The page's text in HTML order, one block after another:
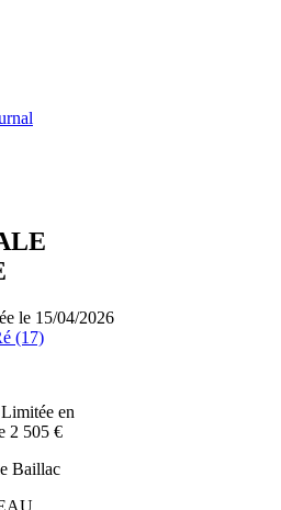
le 15/04/2026
(17)
en
2 505 €
Baillac